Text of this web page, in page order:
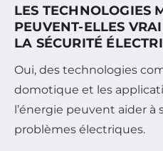
LES TECHNOLOGIES
PEUVENT-ELLES
LA SÉCURITÉ
Oui, des technologies
domotique et les
l’énergie peuvent aider à
problèmes électriques.